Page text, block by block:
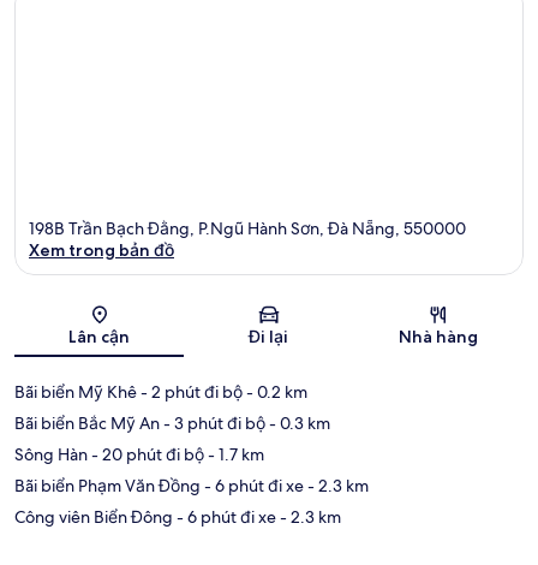
Bản đồ
198B Trần Bạch Đằng, P.Ngũ Hành Sơn, Đà Nẵng, 550000
Xem trong bản đồ
Lân cận Đi lại Nhà hàng
Bãi biển Mỹ Khê- 2 phút đi bộ- 0.2 km
Bãi biển Bắc Mỹ An- 3 phút đi bộ- 0.3 km
Sông Hàn- 20 phút đi bộ- 1.7 km
Bãi biển Phạm Văn Đồng - 6 phút đi xe- 2.3 km
Công viên Biển Đông - 6 phút đi xe- 2.3 km